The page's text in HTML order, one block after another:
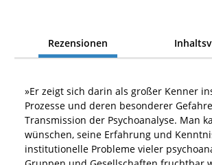
Rezensionen
»Er zeigt sich darin als großer Kenner
Prozesse und deren besonderer
Transmission der Psychoanalyse. Man
wünschen, seine Erfahrung und
institutionelle Probleme vieler